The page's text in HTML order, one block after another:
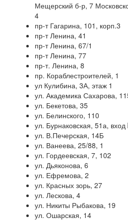
Мещерский б-р, 7
4
пр-т Гагарина, 101, корп.3
пр-т Ленина, 41
пр-т Ленина, 67/1
пр-т Ленина, 77
пр-т. Ленина, 8
пр. Кораблестроителей, 1
ул Кулибина, 3А, этаж 1
ул. Академика Сахарова,
ул. Бекетова, 35
ул. Белинского, 110
ул. Бурнаковская, 51а,
ул. В.Печерская, 14Б
ул. Ванеева, 25/88, 1
ул. Гордеевская, 7, 102
ул. Дьяконова, 6
ул. Ефремова, 2
ул. Красных зорь, 27
ул. Лескова, 4
ул. Никиты Рыбакова, 19
ул. Ошарская, 14